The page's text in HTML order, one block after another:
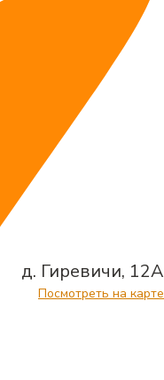
д. Гиревичи, 12А
Посмотреть на карте